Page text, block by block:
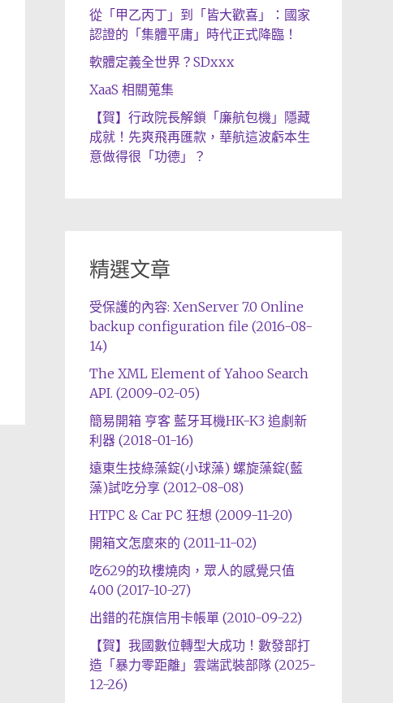
從「甲乙丙丁」到「皆大歡喜」：國家
認證的「集體平庸」時代正式降臨！
軟體定義全世界？SDxxx
XaaS 相關蒐集
【賀】行政院長解鎖「廉航包機」隱藏
成就！先爽飛再匯款，華航這波虧本生
意做得很「功德」？
精選文章
受保護的內容: XenServer 7.0 Online
backup configuration file (2016-08-
14)
The XML Element of Yahoo Search
API. (2009-02-05)
簡易開箱 亨客 藍牙耳機HK-K3 追劇新
利器 (2018-01-16)
遠東生技綠藻錠(小球藻) 螺旋藻錠(藍
藻)試吃分享 (2012-08-08)
HTPC & Car PC 狂想 (2009-11-20)
開箱文怎麼來的 (2011-11-02)
吃629的玖樓燒肉，眾人的感覺只值
400 (2017-10-27)
出錯的花旗信用卡帳單 (2010-09-22)
【賀】我國數位轉型大成功！數發部打
造「暴力零距離」雲端武裝部隊 (2025-
12-26)